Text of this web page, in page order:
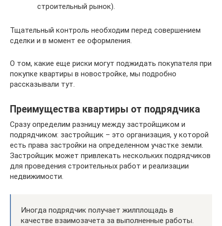
строительный рынок).
Тщательный контроль необходим перед совершением
сделки и в момент ее оформления.
О том, какие еще риски могут поджидать покупателя при
покупке квартиры в новостройке, мы подробно
рассказывали тут.
Преимущества квартиры от подрядчика
Сразу определим разницу между застройщиком и
подрядчиком: застройщик – это организация, у которой
есть права застройки на определенном участке земли.
Застройщик может привлекать нескольких подрядчиков
для проведения строительных работ и реализации
недвижимости.
Иногда подрядчик получает жилплощадь в
качестве взаимозачета за выполненные работы.